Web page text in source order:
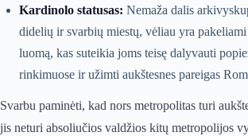
Kardinolo statusas: Nemaža dalis
didelių ir svarbių miestų, vėliau yra
luomą, kas suteikia joms teisę dalyvauti
rinkimuose ir užimti aukštesnes pareigas
Svarbu paminėti, kad nors metropolitas turi
jis neturi absoliučios valdžios kitų metropolijos